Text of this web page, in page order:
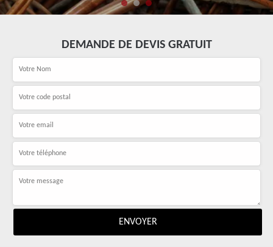
DEMANDE DE DEVIS GRATUIT